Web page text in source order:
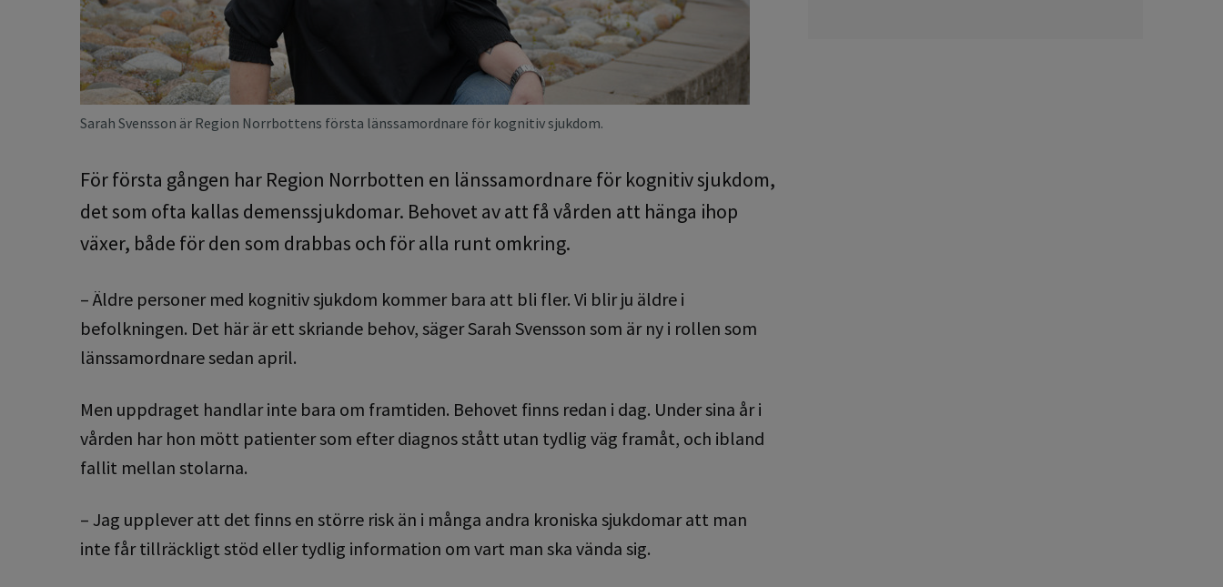
Sarah Svensson är Region Norrbottens första länssamordnare för kognitiv sjukdom.
För första gången har Region Norrbotten en länssamordnare för kognitiv sjukdom,
det som ofta kallas demenssjukdomar. Behovet av att få vården att hänga ihop
växer, både för den som drabbas och för alla runt omkring.
– Äldre personer med kognitiv sjukdom kommer bara att bli fler. Vi blir ju äldre i
befolkningen. Det här är ett skriande behov, säger Sarah Svensson som är ny i rollen som
länssamordnare sedan april.
Men uppdraget handlar inte bara om framtiden. Behovet finns redan i dag. Under sina år i
vården har hon mött patienter som efter diagnos stått utan tydlig väg framåt, och ibland
fallit mellan stolarna.
– Jag upplever att det finns en större risk än i många andra kroniska sjukdomar att man
inte får tillräckligt stöd eller tydlig information om vart man ska vända sig.